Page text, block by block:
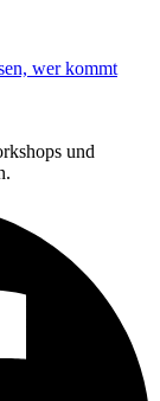
wer kommt
und